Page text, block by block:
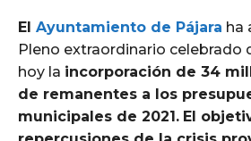
El Ayuntamiento de Pájara ha
Pleno extraordinario celebrado
hoy la incorporación de 34
de remanentes a los
municipales de 2021. El